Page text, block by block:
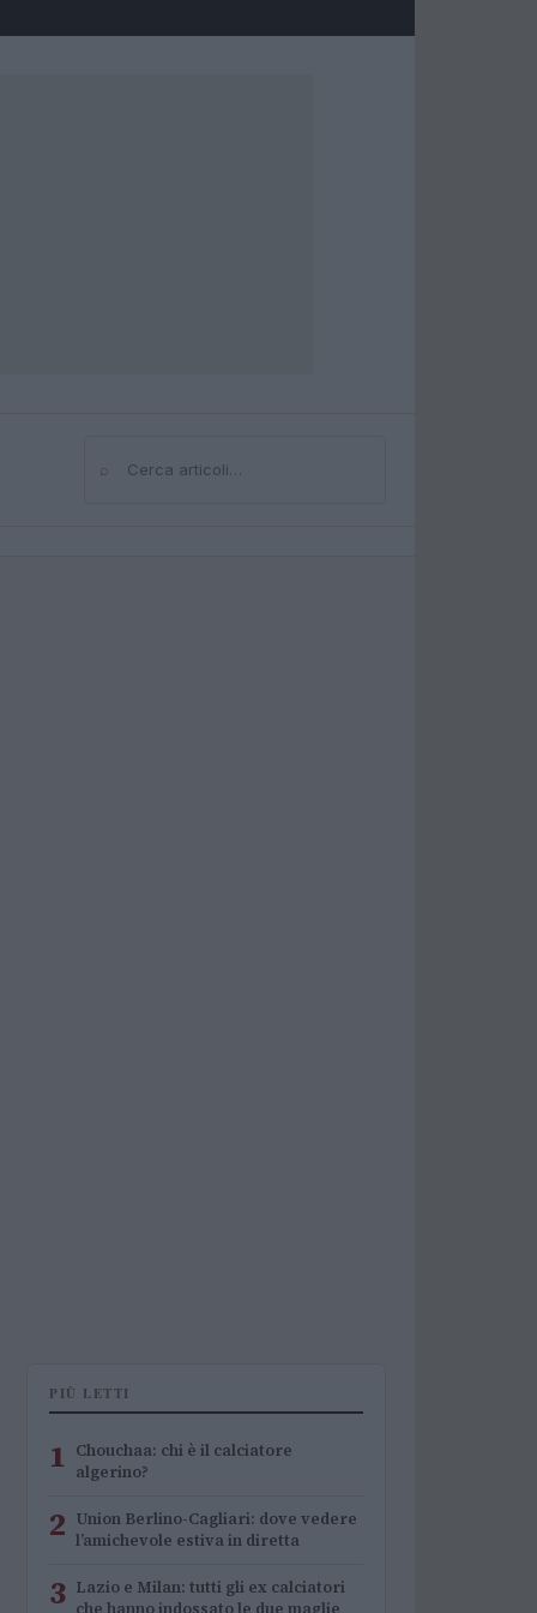
⌕Cerca
PIÙ LETTI
1 Chouchaa: chi è il calciatore
algerino?
2 Union Berlino-Cagliari: dove vedere
l’amichevole estiva in diretta
3 Lazio e Milan: tutti gli ex calciatori
che hanno indossato le due maglie